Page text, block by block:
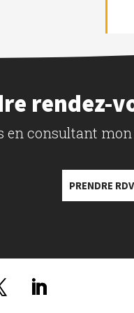
rendez-
en consultant
PRENDRE RDV